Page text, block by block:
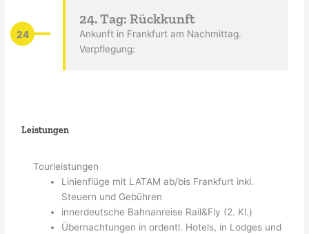
24
24. Tag: Rückkunft
Ankunft in Frankfurt am Nachmittag.
Verpflegung:
Leistungen
Tourleistungen
Linienflüge mit LATAM ab/bis Frankfurt inkl.
Steuern und Gebühren
innerdeutsche Bahnanreise Rail&Fly (2. Kl.)
Übernachtungen in ordentl. Hotels, in Lodges und